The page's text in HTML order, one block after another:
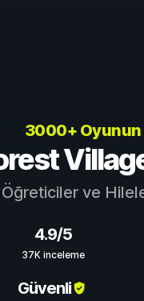
3000+
Öğreticiler ve
4.9/5
37K inceleme
Güvenli